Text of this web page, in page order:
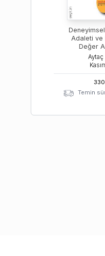
Adaleti ve
Değer
İlişkilerin
Yönelik
Aytaç
Temin